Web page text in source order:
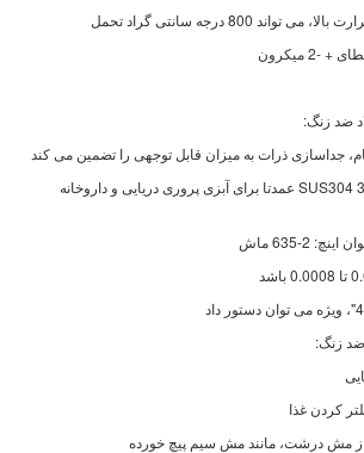
ضد زنگ:
2. مواد: SUS304 316 316L، 316L عمدتا برای آبزی پروری دریایی و داروخانه
زنگ: